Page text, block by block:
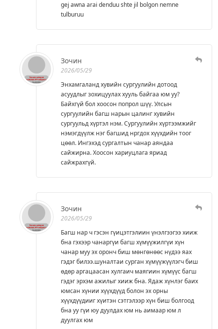
gej awna arai denduu shte jil bolgon nemne
tulburuu
Зочин
2026/05/29
Энхамгаланд хувийн сургуулийн дотоод
асуудлыг зохицуулах хууль байгаа юм уу?
Байхгүй бол хоосон попрол шүү. Улсын
сургуулийн багш нарын цалинг хувийн
сургуульд хүртэл нэм. Сургуулийн хүртээмжийг
нэмэгдүүлж нэг багшид нргдох хүүхдийн тоог
цөөл. Ингэхэд сургалтын чанар аяндаа
сайжирна. Хоосон хариуцлага яриад
сайжрахгүй.
Зочин
2026/05/29
Багш нар ч гэсэн гүицэтгэлиин үнэлгээгээ хииж
бна гэхээр чанаргүи багш хүмүүжилгүи хүн
чанар муу эх оронч биш мөнгөнөөс нүдээ яах
гэдэг билээ.шуналтаи сурган хүмүүжүүлэгч биш
өдөр аргацаасан хулгаич маягиин хүмүүс багш
гэдэг эрхэм ажилыг хииж бна. Ядаж хүнлэг баих
юмсан хүнии хүүхдүүд болон эх орны
хүүхдүүдииг хүитэн сэтгэлээр хүн биш болгоод
бна уу гүи юу дуулдах юм нь аимаар юм л
дуулгах юм